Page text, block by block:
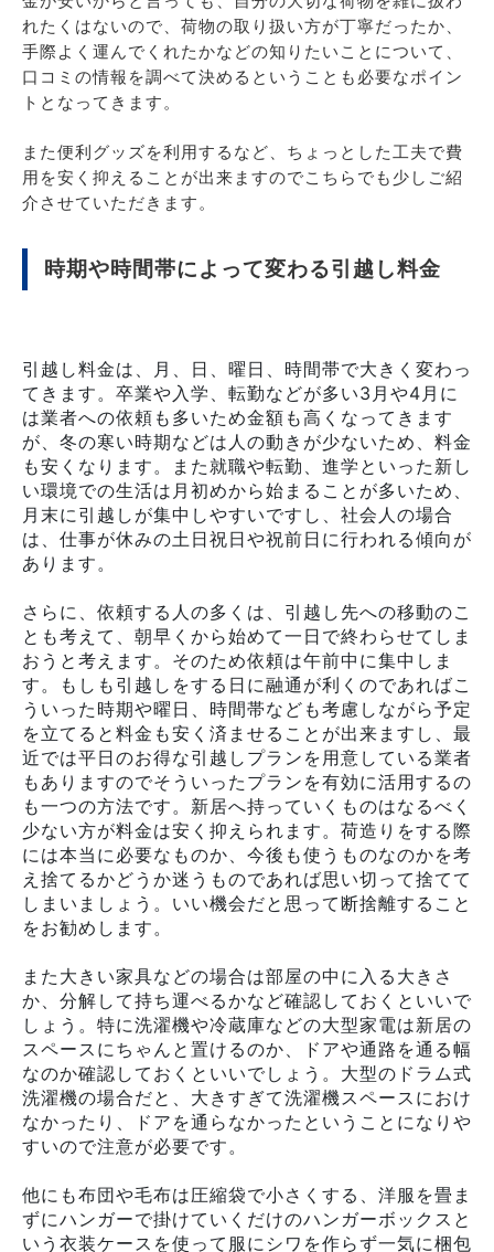
れたくはないので、荷物の取り扱い方が丁寧だったか、
手際よく運んでくれたかなどの知りたいことについて、
口コミの情報を調べて決めるということも必要なポイン
トとなってきます。
また便利グッズを利用するなど、ちょっとした工夫で費
用を安く抑えることが出来ますのでこちらでも少しご紹
介させていただきます。
時期や時間帯によって変わる引越し料金
引越し料金は、月、日、曜日、時間帯で大きく変わっ
てきます。卒業や入学、転勤などが多い3月や4月に
は業者への依頼も多いため金額も高くなってきます
が、冬の寒い時期などは人の動きが少ないため、料金
も安くなります。また就職や転勤、進学といった新し
い環境での生活は月初めから始まることが多いため、
月末に引越しが集中しやすいですし、社会人の場合
は、仕事が休みの土日祝日や祝前日に行われる傾向が
あります。
さらに、依頼する人の多くは、引越し先への移動のこ
とも考えて、朝早くから始めて一日で終わらせてしま
おうと考えます。そのため依頼は午前中に集中しま
す。もしも引越しをする日に融通が利くのであればこ
ういった時期や曜日、時間帯なども考慮しながら予定
を立てると料金も安く済ませることが出来ますし、最
近では平日のお得な引越しプランを用意している業者
もありますのでそういったプランを有効に活用するの
も一つの方法です。新居へ持っていくものはなるべく
少ない方が料金は安く抑えられます。荷造りをする際
には本当に必要なものか、今後も使うものなのかを考
え捨てるかどうか迷うものであれば思い切って捨てて
しまいましょう。いい機会だと思って断捨離すること
をお勧めします。
また大きい家具などの場合は部屋の中に入る大きさ
か、分解して持ち運べるかなど確認しておくといいで
しょう。特に洗濯機や冷蔵庫などの大型家電は新居の
スペースにちゃんと置けるのか、ドアや通路を通る幅
なのか確認しておくといいでしょう。大型のドラム式
洗濯機の場合だと、大きすぎて洗濯機スペースにおけ
なかったり、ドアを通らなかったということになりや
すいので注意が必要です。
他にも布団や毛布は圧縮袋で小さくする、洋服を畳ま
ずにハンガーで掛けていくだけのハンガーボックスと
いう衣装ケースを使って服にシワを作らず一気に梱包